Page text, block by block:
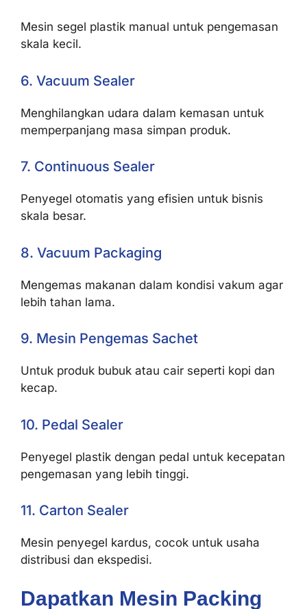
Mesin segel plastik manual untuk pengemasan
skala kecil.
6. Vacuum Sealer
Menghilangkan udara dalam kemasan untuk
memperpanjang masa simpan produk.
7. Continuous Sealer
Penyegel otomatis yang efisien untuk bisnis
skala besar.
8. Vacuum Packaging
Mengemas makanan dalam kondisi vakum agar
lebih tahan lama.
9. Mesin Pengemas Sachet
Untuk produk bubuk atau cair seperti kopi dan
kecap.
10. Pedal Sealer
Penyegel plastik dengan pedal untuk kecepatan
pengemasan yang lebih tinggi.
11. Carton Sealer
Mesin penyegel kardus, cocok untuk usaha
distribusi dan ekspedisi.
Dapatkan Mesin Packing